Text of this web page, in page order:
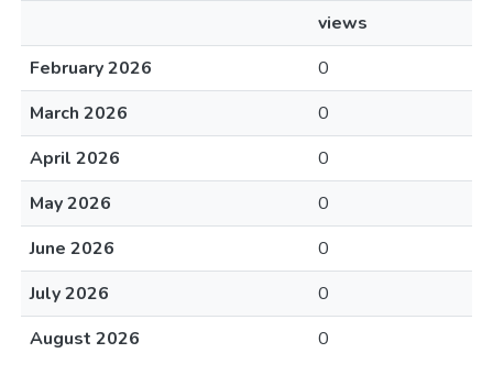
views
February 2026
0
March 2026
0
April 2026
0
May 2026
0
June 2026
0
July 2026
0
August 2026
0